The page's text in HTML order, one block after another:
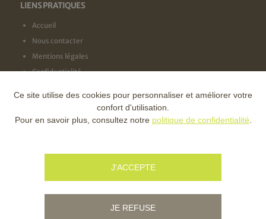
LIENS PRATIQUES
Accueil
Nous contacter
Mentions légales
Confidentialité
NOS LABELS
Ce site utilise des cookies pour personnaliser et améliorer votre
confort d'utilisation.
Pour en savoir plus, consultez notre politique de confidentialité
J'ACCEPTE
JE REFUSE